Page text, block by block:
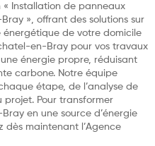
« Installation de panneaux
», offrant des solutions sur
énergétique de votre domicile
en-Bray pour vos travaux
énergie propre, réduisant
carbone. Notre équipe
étape, de l’analyse de
projet. Pour transformer
en une source d’énergie
maintenant l’Agence